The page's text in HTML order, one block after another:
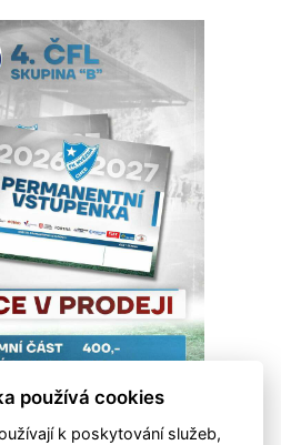
používá cookies
k poskytování služeb,